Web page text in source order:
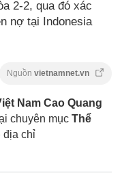
2-2, qua đó xác
nợ tại Indonesia
Nguồn vietnamnet.vn
Nam Cao Quang
chuyên mục Thể
địa chỉ